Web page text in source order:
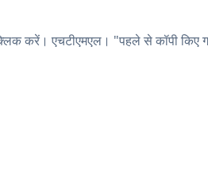
करें। एचटीएमएल। "पहले से कॉपी किए